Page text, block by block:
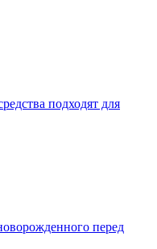
подходят для
перед